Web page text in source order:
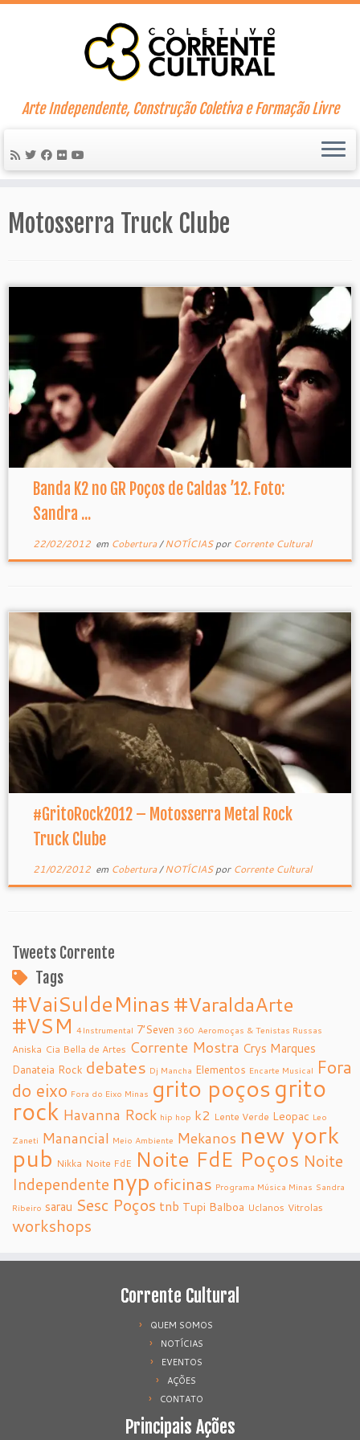
Skip
Arte Independente, Construção Coletiva e Formação Livre
Motosserra Truck Clube
Banda K2 no GR Poços de Caldas ’12. Foto:
Sandra ...
22/02/2012em Cobertura/NOTÍCIASpor Corrente Cultural
#GritoRock2012 – Motosserra Metal Rock
Truck Clube
21/02/2012em Cobertura/NOTÍCIASpor Corrente Cultural
Tweets Corrente
Tags
#VaiSuldeMinas #VaraldaArte
#VSM 4Instrumental 7’Seven 360 Aeromoças & Tenistas Russas
Aniska Cia Bella de Artes Corrente Mostra Crys Marques
Danateia Rock debates Dj Mancha Elementos Encarte Musical Fora
do eixo Fora do Eixo Minas grito poçosgrito
rock Havanna Rock hip hop k2 Lente Verde Leopac Leo
Zaneti Manancial Meio Ambiente Mekanos new york
pub Nikka Noite FdE Noite FdE Poços Noite
Independente nyp oficinas Programa Música Minas Sandra
Ribeiro sarau Sesc Poços tnb Tupi Balboa Uclanos Vitrolas
workshops
Corrente Cultural
QUEM SOMOS
NOTÍCIAS
EVENTOS
AÇÕES
CONTATO
Principais Ações